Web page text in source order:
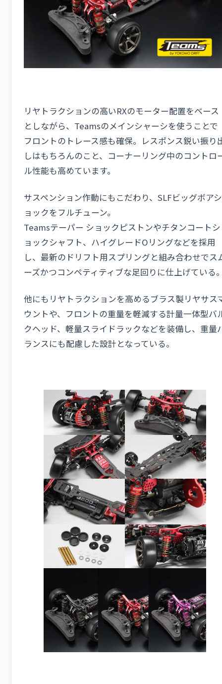
リヤトラクションの高いRXのモーター配置をベース
としながら、Teamsのメインシャーシを使うことで
フロントのトレース感も確保。レスポンス鋭い振り
しはもちろんのこと、コーナーリング中のコントロ
ル性能も高めています。
サスペンション作動にもこだわり、SLFビッグボアシ
ョックをフルチューン。
Teamsテーパー ショックピストンやチタンコートシ
ョックシャフト、ハイグレードOリングなどを採用
し、最新のドリフト用スプリングと組み合わせでス
ーズかつコンペティティブな足回りに仕上げている
他にもリヤトラクションを高めるブラス製リヤサス
ウントや、フロントの重量を軽減する計量一体型バ
クヘッド、軽量スライドラックなどを装備し、重量
ランスにも配慮した設計となっている。